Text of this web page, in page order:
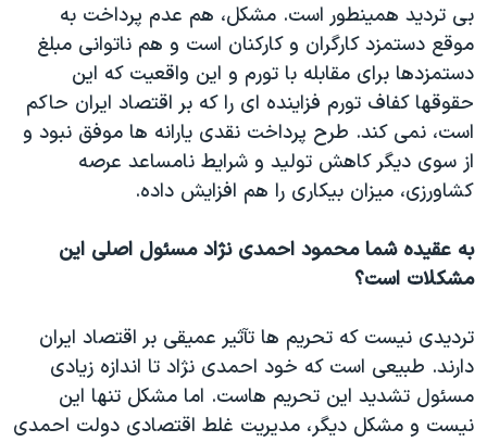
بی تردید همینطور است. مشکل، هم عدم پرداخت به
موقع دستمزد کارگران و کارکنان است و هم ناتوانی مبلغ
دستمزدها برای مقابله با تورم و این واقعیت که این
حقوقها کفاف تورم فزاینده ای را که بر اقتصاد ایران حاکم
است، نمی کند. طرح پرداخت نقدی یارانه ها موفق نبود و
از سوی دیگر کاهش تولید و شرایط نامساعد عرصه
کشاورزی، میزان بیکاری را هم افزایش داده.
به عقیده شما محمود احمدی نژاد مسئول اصلی این
مشکلات است؟
تردیدی نیست که تحریم ها تآثیر عمیقی بر اقتصاد ایران
دارند. طبیعی است که خود احمدی نژاد تا اندازه زیادی
مسئول تشدید این تحریم هاست. اما مشکل تنها این
نیست و مشکل دیگر،‌ مدیریت غلط اقتصادی دولت احمدی